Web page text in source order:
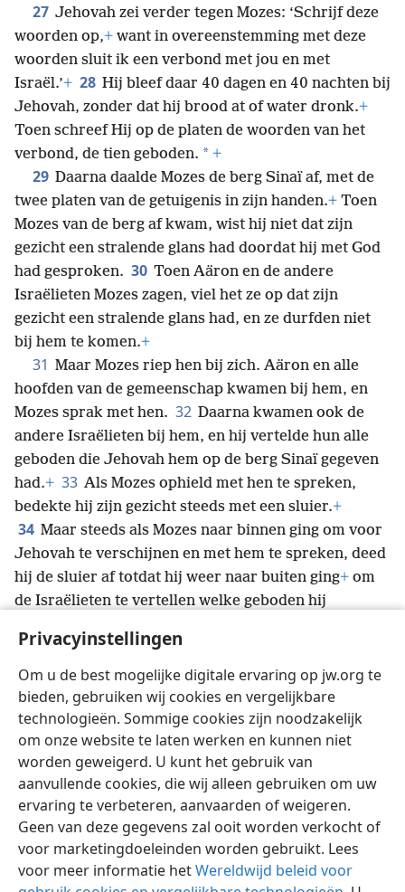
Privacyinstellingen
Om u de best mogelijke digitale ervaring op jw.org te
bieden, gebruiken wij cookies en vergelijkbare
technologieën. Sommige cookies zijn noodzakelijk
om onze website te laten werken en kunnen niet
worden geweigerd. U kunt het gebruik van
aanvullende cookies, die wij alleen gebruiken om uw
ervaring te verbeteren, aanvaarden of weigeren.
Geen van deze gegevens zal ooit worden verkocht of
voor marketingdoeleinden worden gebruikt. Lees
voor meer informatie hetWereldwijd beleid voor
27 Jehovah zei verder tegen Mozes: ‘Schrijf deze
woorden op,+ want in overeenstemming met deze
woorden sluit ik een verbond met jou en met
Israël.’+ 28 Hij bleef daar 40 dagen en 40 nachten bij
Jehovah, zonder dat hij brood at of water dronk.+
Toen schreef Hij op de platen de woorden van het
verbond, de tien geboden. * +
29 Daarna daalde Mozes de berg Sinaï af, met de
twee platen van de getuigenis in zijn handen.+ Toen
Mozes van de berg af kwam, wist hij niet dat zijn
gezicht een stralende glans had doordat hij met God
had gesproken. 30 Toen Aäron en de andere
Israëlieten Mozes zagen, viel het ze op dat zijn
gezicht een stralende glans had, en ze durfden niet
bij hem te komen.+
31 Maar Mozes riep hen bij zich. Aäron en alle
hoofden van de gemeenschap kwamen bij hem, en
Mozes sprak met hen. 32 Daarna kwamen ook de
andere Israëlieten bij hem, en hij vertelde hun alle
geboden die Jehovah hem op de berg Sinaï gegeven
had.+ 33 Als Mozes ophield met hen te spreken,
bedekte hij zijn gezicht steeds met een sluier.+
34 Maar steeds als Mozes naar binnen ging om voor
Jehovah te verschijnen en met hem te spreken, deed
hij de sluier af totdat hij weer naar buiten ging+ om
de Israëlieten te vertellen welke geboden hij
gezicht een stralende glans had. Vervolgens bedekte
Mozes zijn gezicht weer met de sluier totdat hij naar
binnen ging om met God * te spreken.+
Nederlands Delen Instellingen
Copyright © 2026 Watch Tower Bible and Tract Society of Pennsylvania
Gebruiksvoorwaarden Privacybeleid
Privacyinstellingen
JW.ORG
Inloggen